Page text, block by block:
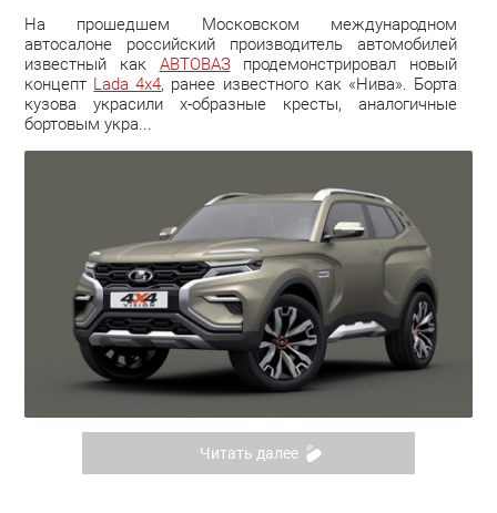
На прошедшем Московском международном
автосалоне российский производитель автомобилей
известный как АВТОВАЗпродемонстрировал новый
концепт Lada 4x4, ранее известного как «Нива». Борта
кузова украсили x-образные кресты, аналогичные
бортовым укра...
Читать далее